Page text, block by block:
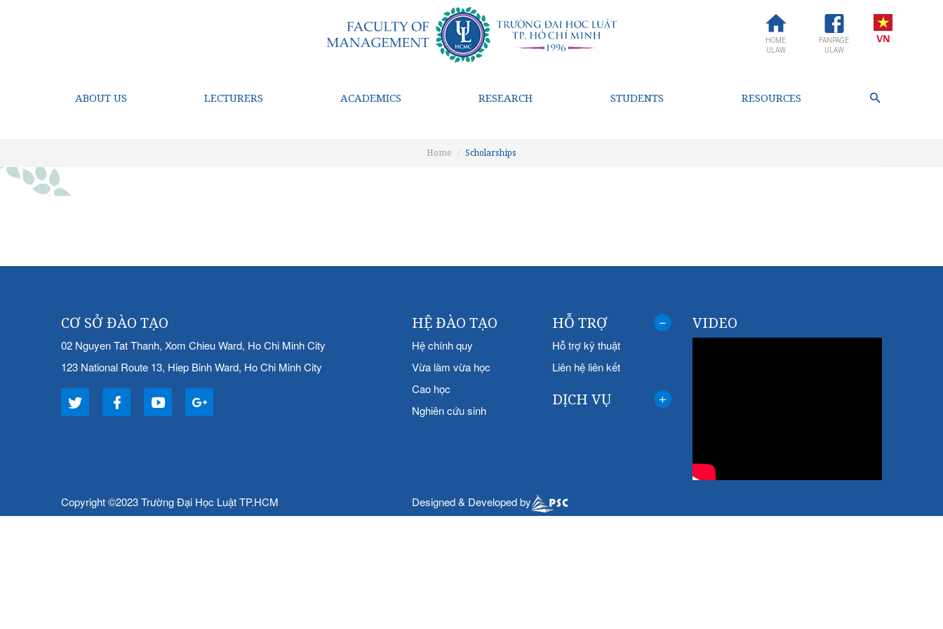
HOME
ULAW
FANPAGE
ULAW
ABOUT US LECTURERS ACADEMICS RESEARCH STUDENTS RESOURCES
Home Scholarships
CƠ SỞ ĐÀO TẠO
02 Nguyen Tat Thanh, Xom Chieu Ward, Ho Chi Minh City
123 National Route 13, Hiep Binh Ward, Ho Chi Minh City
HỆ ĐÀO TẠO
Hệ chính quy
Vừa làm vừa học
Cao học
Nghiên cứu sinh
HỖ TRỢ
Hỗ trợ kỹ thuật
Liên hệ liên kết
DỊCH VỤ
VIDEO
Copyright ©2023 Trường Đại Học Luật TP.HCM Designed & Developed by